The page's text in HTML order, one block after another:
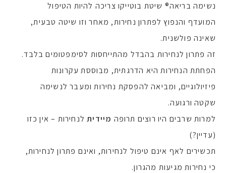
נשימה בריאה® שיטת בוטייקו צריכה להיות הטיפול
המועדף והנפוץ לפתרון נחירות, מאחר וזו שיטה טבעית,
שאינה פולשנית.
זה פתרון לנחירות בהבדל מהתייחסות לסימפטומים בלבד.
הפחתת הנחירות היא הדרגתית, מבוססת עקרונות
פיזיולוגיים, ומביאה להפסקת נחירות ומעבר לנשימה
שקטה ורגועה.
למרות שרבים היו רוצים תרופה מיידיתלנחירות – אין כזו
(עדיין?)
תכשירים לאף אינם טיפול לנחירות, ואינם פתרון לנחירות,
כי נחירות מגיעות מהגרון.